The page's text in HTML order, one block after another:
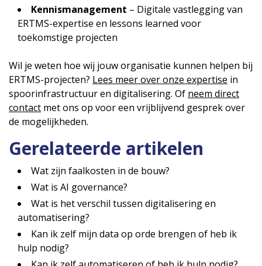
Kennismanagement – Digitale vastlegging van
ERTMS-expertise en lessons learned voor
toekomstige projecten
Wil je weten hoe wij jouw organisatie kunnen helpen bij
ERTMS-projecten? Lees meer over onze expertise in
spoorinfrastructuur en digitalisering. Of neem direct
contact met ons op voor een vrijblijvend gesprek over
de mogelijkheden.
Gerelateerde artikelen
Wat zijn faalkosten in de bouw?
Wat is AI governance?
Wat is het verschil tussen digitalisering en
automatisering?
Kan ik zelf mijn data op orde brengen of heb ik
hulp nodig?